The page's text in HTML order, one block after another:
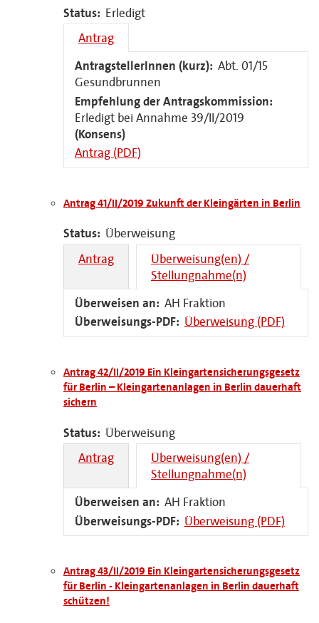
Status: Erledigt
Antrag
AntragstellerInnen (kurz): Abt. 01/15
Gesundbrunnen
Empfehlung der Antragskommission:
Erledigt bei Annahme 39/II/2019
(Konsens)
Antrag (PDF)
Antrag 41/II/2019 Zukunft der Kleingärten in Berlin
Status: Überweisung
Antrag
Überweisung(en) /
Stellungnahme(n)
Überweisen an: AH Fraktion
Überweisungs-PDF: Überweisung (PDF)
Antrag 42/II/2019 Ein Kleingartensicherungsgesetz
für Berlin – Kleingartenanlagen in Berlin dauerhaft
sichern
Status: Überweisung
Antrag
Überweisung(en) /
Stellungnahme(n)
Überweisen an: AH Fraktion
Überweisungs-PDF: Überweisung (PDF)
Antrag 43/II/2019 Ein Kleingartensicherungsgesetz
für Berlin - Kleingartenanlagen in Berlin dauerhaft
schützen!